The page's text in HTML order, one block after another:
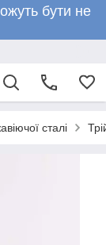
бути не
сталі